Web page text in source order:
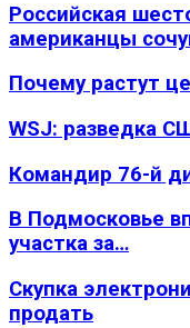
Российская
американцы
Почему растут
WSJ: разведка
Командир 76-й
В Подмосковье
участка за…
Скупка
продать